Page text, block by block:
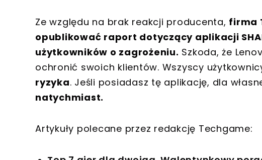
Ze względu na brak reakcji producenta, firma
opublikować raport dotyczący aplikacji
użytkowników o zagrożeniu. Szkoda, że
ochronić swoich klientów. Wszyscy
ryzyka. Jeśli posiadasz tę aplikację, dla
natychmiast.
Artykuły polecane przez redakcję Techgame: